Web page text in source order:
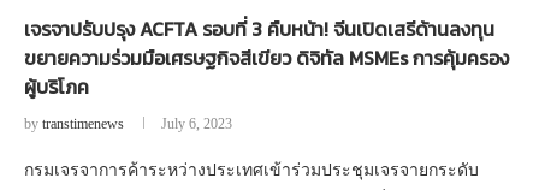
เจรจาปรับปรุง ACFTA รอบที่ 3 คืบหน้า! จีนเปิดเสรีด้านลงทุน
ขยายความร่วมมือเศรษฐกิจสีเขียว ดิจิทัล MSMEs การคุ้มครอง
ผู้บริโภค
by transtimenews July 6, 2023
กรมเจรจาการค้าระหว่างประเทศเข้าร่วมประชุมเจรจายกระดับ